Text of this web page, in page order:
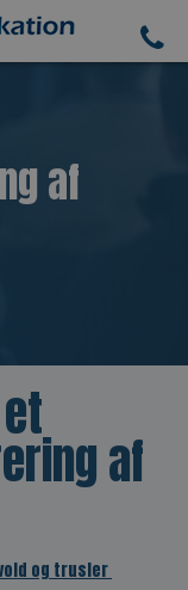
af
af
og trusler